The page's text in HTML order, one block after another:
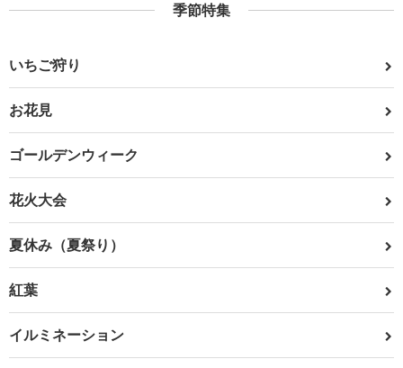
季節特集
いちご狩り
お花見
ゴールデンウィーク
花火大会
夏休み（夏祭り）
紅葉
イルミネーション